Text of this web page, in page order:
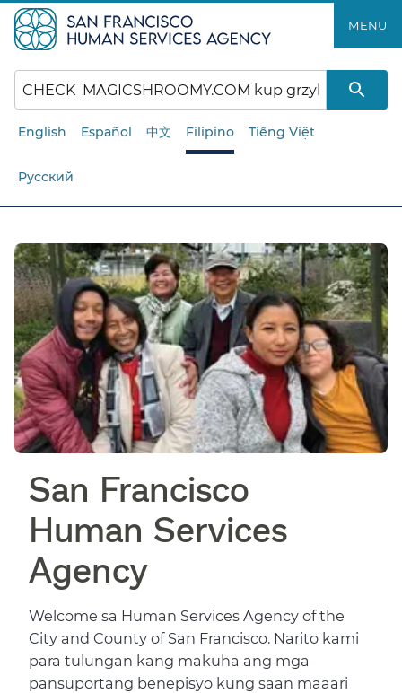
ang
pangunahing
nilalaman​​
MENU​​
English Español 中文 Filipino Tiếng Việt
Русский
San Francisco
Human Services
Agency​​
Welcome sa Human Services Agency of the
City and County of San Francisco. Narito kami
para tulungan kang makuha ang mga
pansuportang benepisyo kung saan maaari